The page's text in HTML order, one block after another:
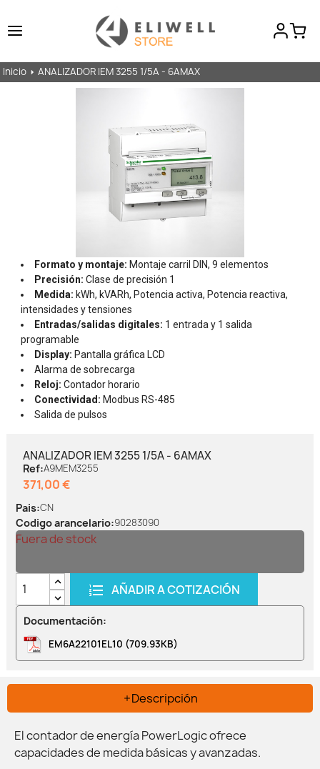
Inicio ANALIZADOR IEM 3255 1/5A - 6AMAX
Formato y montaje: Montaje carril DIN, 9 elementos
Precisión: Clase de precisión 1
Medida: kWh, kVARh, Potencia activa, Potencia reactiva,
intensidades y tensiones
Entradas/salidas digitales: 1 entrada y 1 salida
programable
Display: Pantalla gráfica LCD
Alarma de sobrecarga
Reloj: Contador horario
Conectividad: Modbus RS-485
Salida de pulsos
ANALIZADOR IEM 3255 1/5A - 6AMAX
Ref:A9MEM3255
371,00 €
Pais:CN
Codigo arancelario:90283090
Fuera de stock
AÑADIR A COTIZACIÓN
Documentación:
EM6A22101EL10 (709.93KB)
Descripción
El contador de energía PowerLogic ofrece
capacidades de medida básicas y avanzadas.